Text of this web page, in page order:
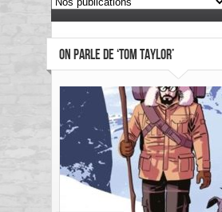
ON PARLE DE ‘TOM TAYLOR’